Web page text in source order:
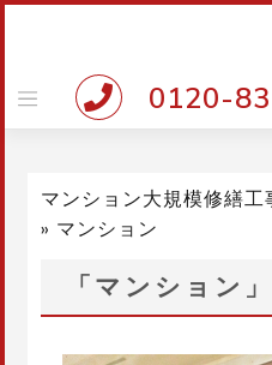
0120-
マンション大規模修繕工
» マンション
「マンション」